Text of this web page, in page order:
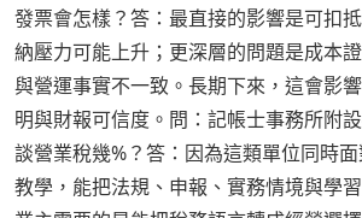
發票會怎樣？答：最直接的影響是可扣
納壓力可能上升；更深層的問題是成本
與營運事實不一致。長期下來，這會影
明與財報可信度。問：記帳士事務所附
談營業稅幾%？答：因為這類單位同時
教學，能把法規、申報、實務情境與學